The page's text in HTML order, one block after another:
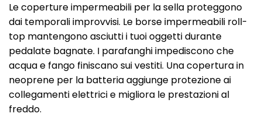
Le coperture impermeabili per la sella proteggono
dai temporali improvvisi. Le borse impermeabili roll-
top mantengono asciutti i tuoi oggetti durante
pedalate bagnate. I parafanghi impediscono che
acqua e fango finiscano sui vestiti. Una copertura in
neoprene per la batteria aggiunge protezione ai
collegamenti elettrici e migliora le prestazioni al
freddo.